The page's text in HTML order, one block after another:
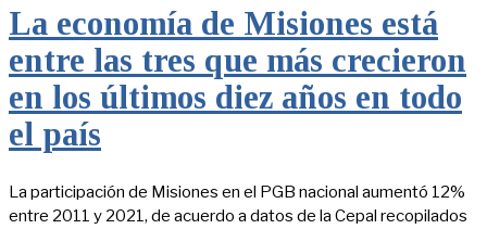
La economía de Misiones está
entre las tres que más crecieron
en los últimos diez años en todo
el país
La participación de Misiones en el PGB nacional aumentó 12%
entre 2011 y 2021, de acuerdo a datos de la Cepal recopilados